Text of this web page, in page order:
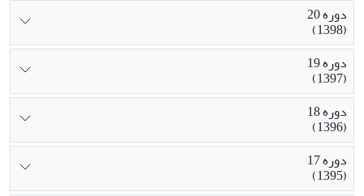
دوره 20
(1398)
دوره 19
(1397)
دوره 18
(1396)
دوره 17
(1395)